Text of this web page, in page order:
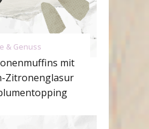
& Genuss
mit
Zitronenglasur